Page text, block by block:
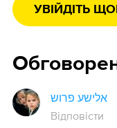
УВІЙДІТЬ
אלישע פרוש
Відповісти